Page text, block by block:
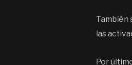
También
las
Por